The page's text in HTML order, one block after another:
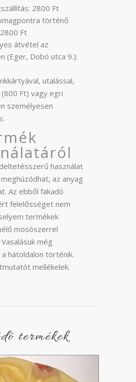
2800 Ft
történő
Ft
átvétel az
(Eger, Dobó utca 9.):
utalással,
Ft) vagy egri
személyesen
használat
az anyag
Az ebből fakadó
felelősséget nem
termékek
mosószerrel
még
hátoldalon történik.
mellékelek.
termékek